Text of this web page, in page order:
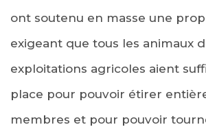
ont soutenu en masse une
exigeant que tous les animaux
exploitations agricoles aient
place pour pouvoir étirer
membres et pour pouvoir